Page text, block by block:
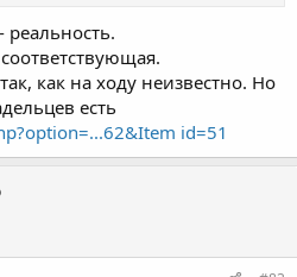
реальность.
как на ходу неизвестно. Но
есть
id=51